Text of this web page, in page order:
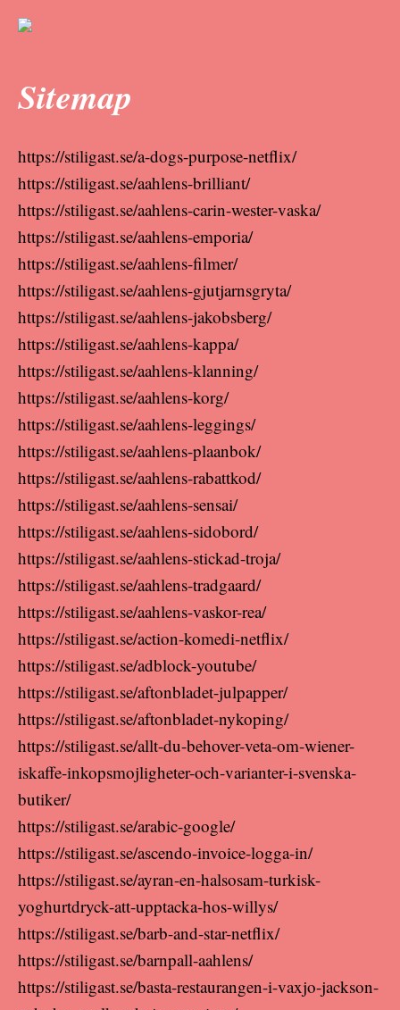
Sitemap
https://stiligast.se/a-dogs-purpose-netflix/
https://stiligast.se/aahlens-brilliant/
https://stiligast.se/aahlens-carin-wester-vaska/
https://stiligast.se/aahlens-emporia/
https://stiligast.se/aahlens-filmer/
https://stiligast.se/aahlens-gjutjarnsgryta/
https://stiligast.se/aahlens-jakobsberg/
https://stiligast.se/aahlens-kappa/
https://stiligast.se/aahlens-klanning/
https://stiligast.se/aahlens-korg/
https://stiligast.se/aahlens-leggings/
https://stiligast.se/aahlens-plaanbok/
https://stiligast.se/aahlens-rabattkod/
https://stiligast.se/aahlens-sensai/
https://stiligast.se/aahlens-sidobord/
https://stiligast.se/aahlens-stickad-troja/
https://stiligast.se/aahlens-tradgaard/
https://stiligast.se/aahlens-vaskor-rea/
https://stiligast.se/action-komedi-netflix/
https://stiligast.se/adblock-youtube/
https://stiligast.se/aftonbladet-julpapper/
https://stiligast.se/aftonbladet-nykoping/
https://stiligast.se/allt-du-behover-veta-om-wiener-
iskaffe-inkopsmojligheter-och-varianter-i-svenska-
butiker/
https://stiligast.se/arabic-google/
https://stiligast.se/ascendo-invoice-logga-in/
https://stiligast.se/ayran-en-halsosam-turkisk-
yoghurtdryck-att-upptacka-hos-willys/
https://stiligast.se/barb-and-star-netflix/
https://stiligast.se/barnpall-aahlens/
https://stiligast.se/basta-restaurangen-i-vaxjo-jackson-